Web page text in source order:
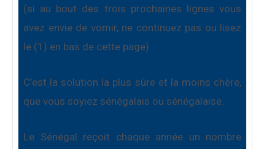
(si au bout des trois prochaines lignes vous
avez envie de vomir, ne continuez pas ou lisez
le (1) en bas de cette page)
C’est la solution la plus sûre et la moins chère,
que vous soyiez sénégalais ou sénégalaise.
Le Sénégal reçoit chaque année un nombre